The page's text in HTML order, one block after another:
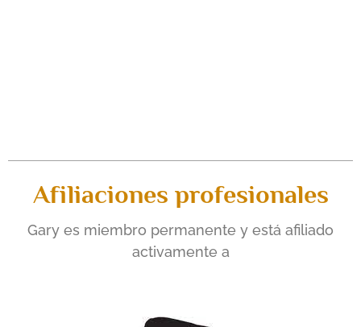
Afiliaciones profesionales
Gary es miembro permanente y está afiliado
activamente a